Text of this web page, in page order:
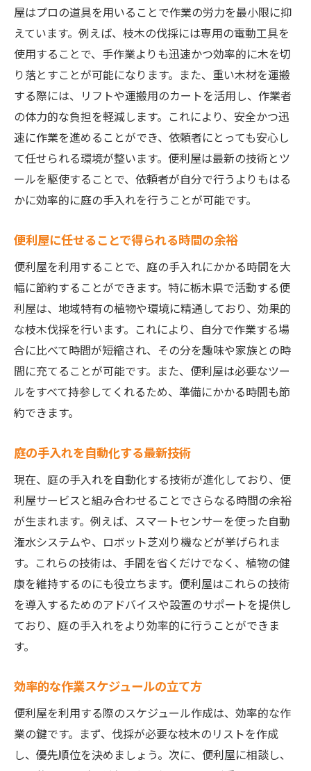
屋はプロの道具を用いることで作業の労力を最小限に抑
えています。例えば、枝木の伐採には専用の電動工具を
使用することで、手作業よりも迅速かつ効率的に木を切
り落とすことが可能になります。また、重い木材を運搬
する際には、リフトや運搬用のカートを活用し、作業者
の体力的な負担を軽減します。これにより、安全かつ迅
速に作業を進めることができ、依頼者にとっても安心し
て任せられる環境が整います。便利屋は最新の技術とツ
ールを駆使することで、依頼者が自分で行うよりもはる
かに効率的に庭の手入れを行うことが可能です。
便利屋に任せることで得られる時間の余裕
便利屋を利用することで、庭の手入れにかかる時間を大
幅に節約することができます。特に栃木県で活動する便
利屋は、地域特有の植物や環境に精通しており、効果的
な枝木伐採を行います。これにより、自分で作業する場
合に比べて時間が短縮され、その分を趣味や家族との時
間に充てることが可能です。また、便利屋は必要なツー
ルをすべて持参してくれるため、準備にかかる時間も節
約できます。
庭の手入れを自動化する最新技術
現在、庭の手入れを自動化する技術が進化しており、便
利屋サービスと組み合わせることでさらなる時間の余裕
が生まれます。例えば、スマートセンサーを使った自動
潅水システムや、ロボット芝刈り機などが挙げられま
す。これらの技術は、手間を省くだけでなく、植物の健
康を維持するのにも役立ちます。便利屋はこれらの技術
を導入するためのアドバイスや設置のサポートを提供し
ており、庭の手入れをより効率的に行うことができま
す。
効率的な作業スケジュールの立て方
便利屋を利用する際のスケジュール作成は、効率的な作
業の鍵です。まず、伐採が必要な枝木のリストを作成
し、優先順位を決めましょう。次に、便利屋に相談し、